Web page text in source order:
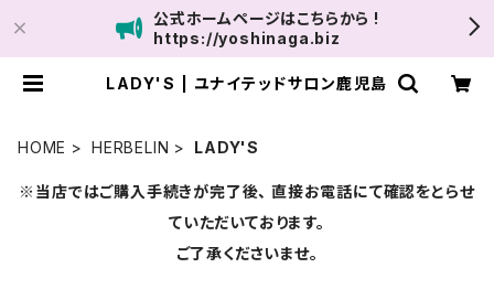
公式ホームページはこちらから !
https://yoshinaga.biz
LADY'S | ユナイテッドサロン鹿児島
HOME HERBELIN LADY'S
※当店ではご購入手続きが完了後、 直接お電話にて確認をとらせ
ていただいております。
ご了承くださいませ。